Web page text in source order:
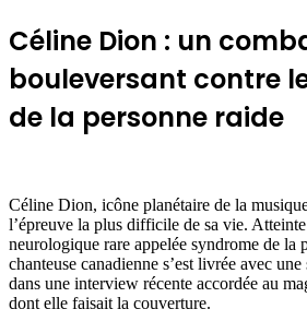
Céline Dion : un
bouleversant contre
de la personne raide
Céline Dion, icône planétaire de la
l’épreuve la plus difficile de sa vie.
neurologique rare appelée syndrome de la
chanteuse canadienne s’est livrée avec
dans une interview récente accordée au
dont elle faisait la couverture.